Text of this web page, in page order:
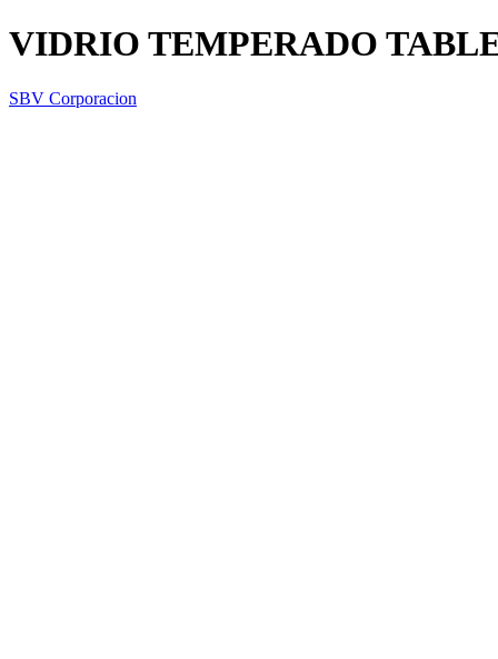
VIDRIO TEMPERADO
SBV Corporacion